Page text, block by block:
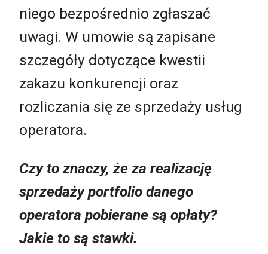
niego bezpośrednio zgłaszać
uwagi. W umowie są zapisane
szczegóły dotyczące kwestii
zakazu konkurencji oraz
rozliczania się ze sprzedaży usług
operatora.
Czy to znaczy, że za realizację
sprzedaży portfolio danego
operatora pobierane są opłaty?
Jakie to są stawki.